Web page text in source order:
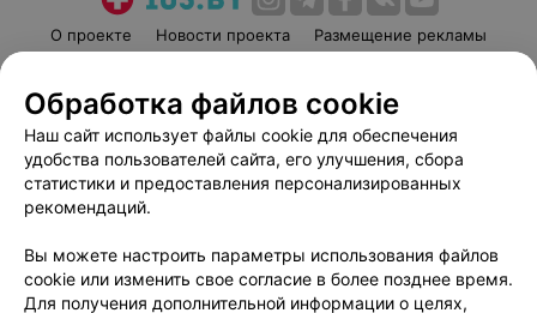
О проекте Новости проекта
Размещение рекламы
Пользовательское соглашение
Способы оплаты
Вакансии
Партнеры
Написать руководителю 103.by
Обработка персональных данных
Обработка файлов cookie
Наш сайт использует файлы cookie для обеспечения
удобства пользователей сайта, его улучшения, сбора
статистики и предоставления персонализированных
рекомендаций.
Вы можете настроить параметры использования файлов
cookie или изменить свое согласие в более позднее время.
Для получения дополнительной информации о целях,